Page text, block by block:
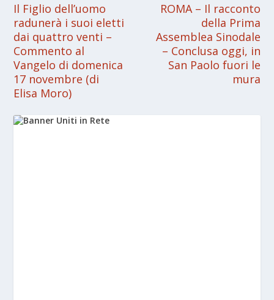
Il Figlio dell’uomo
radunerà i suoi eletti
dai quattro venti –
Commento al
Vangelo di domenica
17 novembre (di
Elisa Moro)
ROMA – Il racconto
della Prima
Assemblea Sinodale
– Conclusa oggi, in
San Paolo fuori le
mura